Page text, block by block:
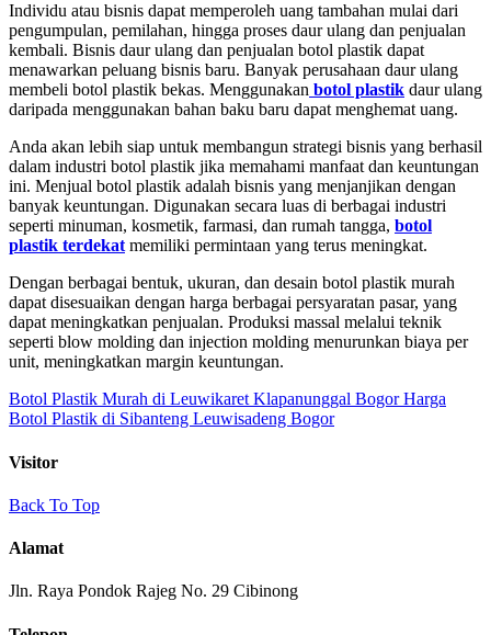
Individu atau bisnis dapat memperoleh uang tambahan mulai dari
pengumpulan, pemilahan, hingga proses daur ulang dan penjualan
kembali. Bisnis daur ulang dan penjualan botol plastik dapat
menawarkan peluang bisnis baru. Banyak perusahaan daur ulang
membeli botol plastik bekas. Menggunakan botol plastik daur ulang
daripada menggunakan bahan baku baru dapat menghemat uang.
Anda akan lebih siap untuk membangun strategi bisnis yang berhasil
dalam industri botol plastik jika memahami manfaat dan keuntungan
ini. Menjual botol plastik adalah bisnis yang menjanjikan dengan
banyak keuntungan. Digunakan secara luas di berbagai industri
seperti minuman, kosmetik, farmasi, dan rumah tangga, botol
plastik terdekat memiliki permintaan yang terus meningkat.
Dengan berbagai bentuk, ukuran, dan desain botol plastik murah
dapat disesuaikan dengan harga berbagai persyaratan pasar, yang
dapat meningkatkan penjualan. Produksi massal melalui teknik
seperti blow molding dan injection molding menurunkan biaya per
unit, meningkatkan margin keuntungan.
Botol Plastik Murah di Leuwikaret Klapanunggal BogorHarga
Botol Plastik di Sibanteng Leuwisadeng Bogor
Visitor
Back To Top
Alamat
Jln. Raya Pondok Rajeg No. 29 Cibinong